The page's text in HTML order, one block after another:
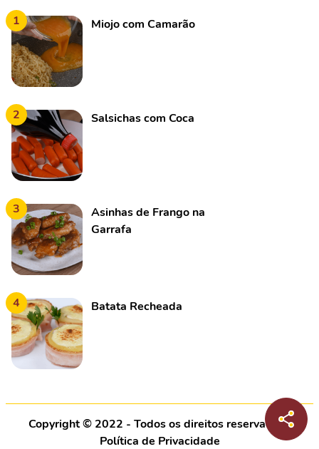
1 Miojo com Camarão
2 Salsichas com Coca
3
Asinhas de Frango na
Garrafa
4 Batata Recheada
Copyright © 2022 - Todos os direitos reservados |
Política de Privacidade